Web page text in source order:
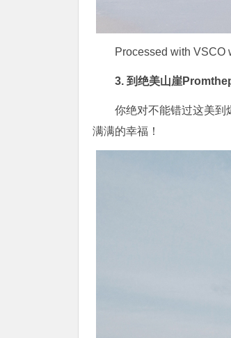
Processed with VSCO
3. 到绝美山崖
你绝对不能错过这美到
满满的幸福！